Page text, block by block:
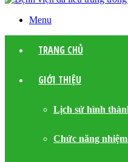
Menu
TRANG CHỦ
GIỚI THIỆU
Lịch sử hình
Chức năng